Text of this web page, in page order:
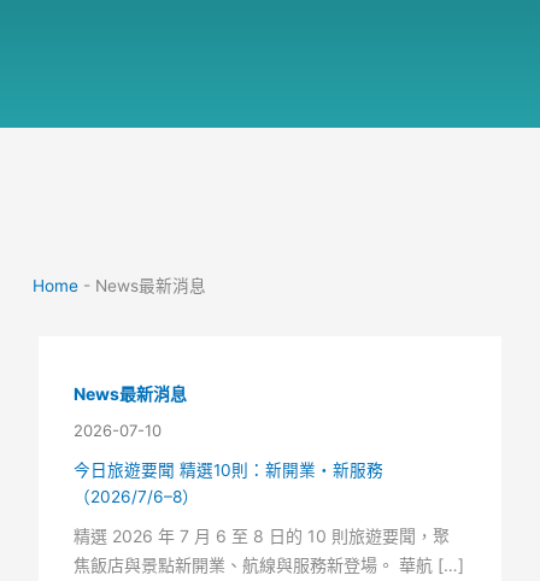
Home - News最新消息
News最新消息
2026-07-10
今日旅遊要聞 精選10則：新開業・新服務
（2026/7/6–8）
精選 2026 年 7 月 6 至 8 日的 10 則旅遊要聞，聚
焦飯店與景點新開業、航線與服務新登場。 華航 […]